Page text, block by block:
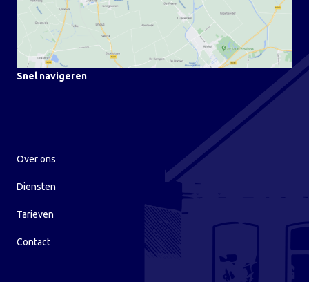
Snel navigeren
Over ons
Diensten
Tarieven
Contact